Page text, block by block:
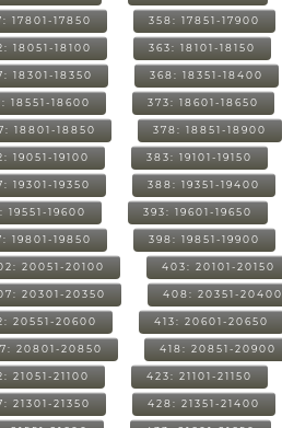
17801-17850 358: 17851-17900
18051-18100 363: 18101-18150
18301-18350 368: 18351-18400
18551-18600 373: 18601-18650
18801-18850 378: 18851-18900
19051-19100 383: 19101-19150
19301-19350 388: 19351-19400
19551-19600 393: 19601-19650
19801-19850 398: 19851-19900
20051-20100 403: 20101-20150
20301-20350 408: 20351-20400
20551-20600 413: 20601-20650
20801-20850 418: 20851-20900
21051-21100 423: 21101-21150
21301-21350 428: 21351-21400